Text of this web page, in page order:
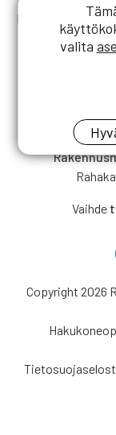
Hakulomake
Vaihde
Copyright 2026
valita